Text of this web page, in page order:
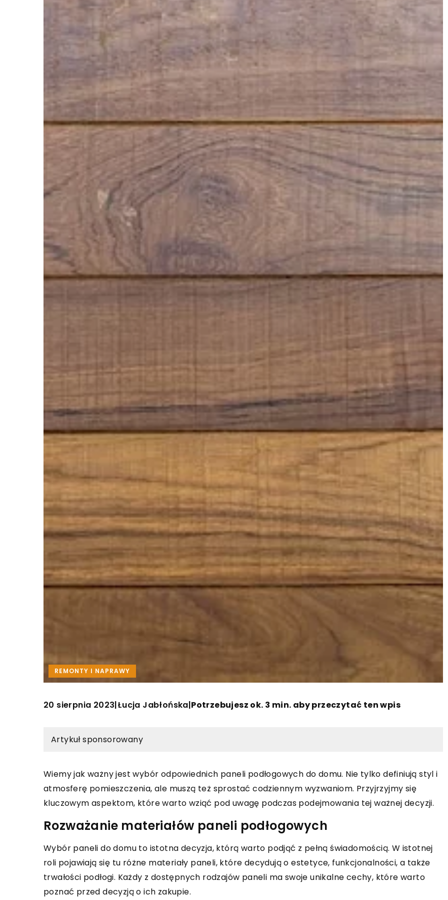
REMONTY I NAPRAWY
20 sierpnia 2023|Łucja Jabłońska|Potrzebujesz ok. 3 min. aby przeczytać ten wpis
Artykuł sponsorowany
Wiemy jak ważny jest wybór odpowiednich paneli podłogowych do domu. Nie tylko definiują styl i
atmosferę pomieszczenia, ale muszą też sprostać codziennym wyzwaniom. Przyjrzyjmy się
kluczowym aspektom, które warto wziąć pod uwagę podczas podejmowania tej ważnej decyzji.
Rozważanie materiałów paneli podłogowych
Wybór paneli do domu to istotna decyzja, którą warto podjąć z pełną świadomością. W istotnej
roli pojawiają się tu różne materiały paneli, które decydują o estetyce, funkcjonalności, a także
trwałości podłogi. Każdy z dostępnych rodzajów paneli ma swoje unikalne cechy, które warto
poznać przed decyzją o ich zakupie.